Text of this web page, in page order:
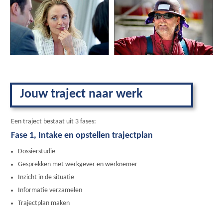
Jouw traject naar werk
Een traject bestaat uit 3 fases:
Fase 1, Intake en opstellen trajectplan
Dossierstudie
Gesprekken met werkgever en werknemer
Inzicht in de situatie
Informatie verzamelen
Trajectplan maken